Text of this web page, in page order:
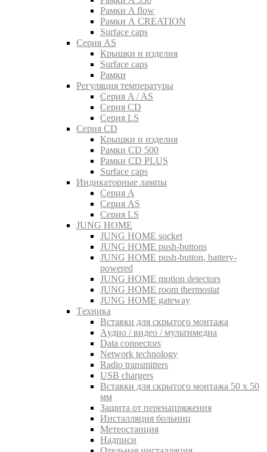
Рамки A flow
Рамки A CREATION
Surface caps
Серия AS
Крышки и изделия
Surface caps
Рамки
Регуляция температуры
Серия A / AS
Серия CD
Серия LS
Серия CD
Крышки и изделия
Рамки CD 500
Рамки CD PLUS
Surface caps
Индикаторные лампы
Серия A
Серия AS
Серия LS
JUNG HOME
JUNG HOME socket
JUNG HOME push-buttons
JUNG HOME push-button, battery-
powered
JUNG HOME motion detectors
JUNG HOME room thermostat
JUNG HOME gateway
Tехника
Вставки для скрытого монтажа
Aудио / видео / мультимедиа
Data connectors
Network technology
Radio transmitters
USB chargers
Вставки для скрытого монтажа 50 x 50
мм
Защита от перенапряжения
Инсталляция больниц
Метеостанция
Надписи